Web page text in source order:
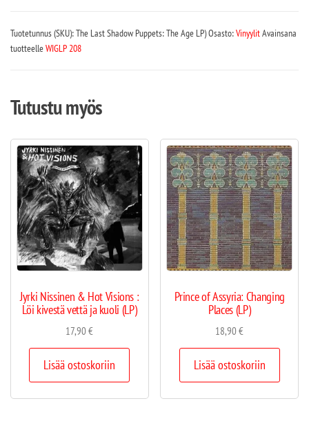
Tuotetunnus (SKU):The Last Shadow Puppets: The Age LP)Osasto:VinyylitAvainsana
tuotteelleWIGLP 208
Tutustu myös
Jyrki Nissinen & Hot Visions :
Löi kivestä vettä ja kuoli (LP)
17,90€
Lisää ostoskoriin
Prince of Assyria: Changing
Places (LP)
18,90€
Lisää ostoskoriin